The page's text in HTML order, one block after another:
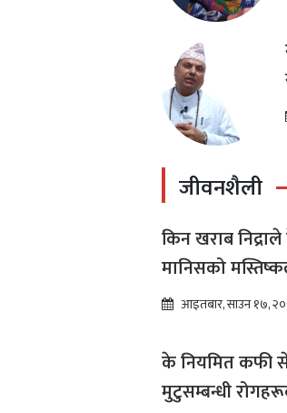
जीवनशैली
किन खराब
मानिसको
असर गर्छ ?
आइतबार, साउन १७,
के नियमित कफी
मुटुसम्बन्धी